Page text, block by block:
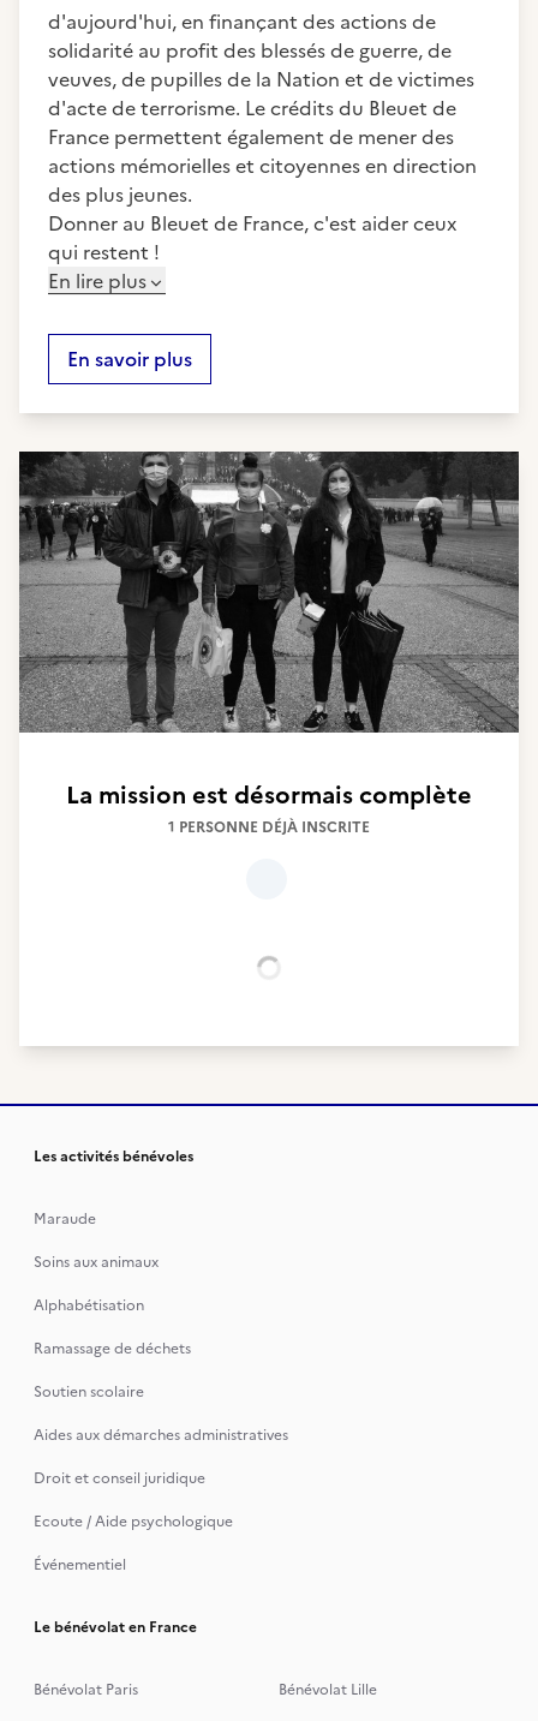
d'aujourd'hui, en finançant des actions de
solidarité au profit des blessés de guerre, de
veuves, de pupilles de la Nation et de victimes
d'acte de terrorisme. Le crédits du Bleuet de
France permettent également de mener des
actions mémorielles et citoyennes en direction
des plus jeunes.
Donner au Bleuet de France, c'est aider ceux
qui restent !
En lire plus
En savoir plus
La mission est désormais complète
1 PERSONNE DÉJÀ INSCRITE
Les activités bénévoles
Maraude
Soins aux animaux
Alphabétisation
Ramassage de déchets
Soutien scolaire
Aides aux démarches administratives
Droit et conseil juridique
Ecoute / Aide psychologique
Événementiel
Le bénévolat en France
Bénévolat Paris
Bénévolat Lille